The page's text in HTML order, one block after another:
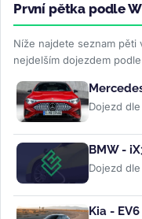
První pětka podle
Níže najdete seznam pěti
nejdelším dojezdem podle
Dojezd dle
BMW -
Dojezd dle
Kia - EV6